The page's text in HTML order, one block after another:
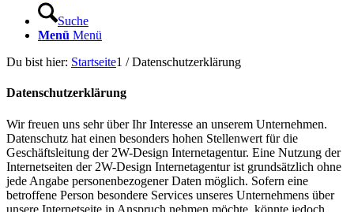
Suche
Menü Menü
Du bist hier: Startseite1 / Datenschutzerklärung
Datenschutzerklärung
Wir freuen uns sehr über Ihr Interesse an unserem Unternehmen.
Datenschutz hat einen besonders hohen Stellenwert für die
Geschäftsleitung der 2W-Design Internetagentur. Eine Nutzung der
Internetseiten der 2W-Design Internetagentur ist grundsätzlich ohne
jede Angabe personenbezogener Daten möglich. Sofern eine
betroffene Person besondere Services unseres Unternehmens über
unsere Internetseite in Anspruch nehmen möchte, könnte jedoch